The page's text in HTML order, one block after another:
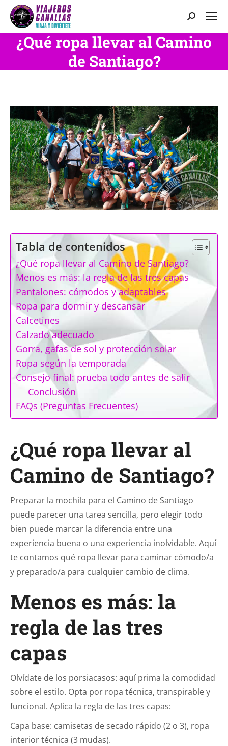
Buscar:
¿Qué ropa llevar al Camino
de Santiago?
Tabla de contenidos
¿Qué ropa llevar al Camino de Santiago?
Menos es más: la regla de las tres capas
Pantalones: cómodos y adaptables
Ropa para dormir y descansar
Calcetines
Calzado adecuado
Gorra, gafas de sol y protección solar
Ropa según la temporada
Consejo final: prueba todo antes de salir
Conclusión
FAQs (Preguntas Frecuentes)
¿Qué ropa llevar al
Camino de Santiago?
Preparar la mochila para el Camino de Santiago
puede parecer una tarea sencilla, pero elegir todo
bien puede marcar la diferencia entre una
experiencia buena o una experiencia inolvidable. Aquí
te contamos qué ropa llevar para caminar cómodo/a
y preparado/a para cualquier cambio de clima.
Menos es más: la
regla de las tres
capas
Olvídate de los porsiacasos: aquí prima la comodidad
sobre el estilo. Opta por ropa técnica, transpirable y
funcional. Aplica la regla de las tres capas:
Capa base: camisetas de secado rápido (2 o 3), ropa
interior técnica (3 mudas).